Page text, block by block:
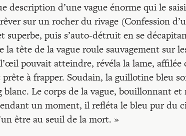
description d’une vague énorme qui le
sur un rocher du rivage (Confession
puis s’auto-détruit en se
tête de la vague roule sauvagement sur
pouvait atteindre, révéla la lame, affilée
prête à frapper. Soudain, la guillotine bleu
Le corps de la vague, bouillonnant
un moment, il refléta le bleu pur du
être au seuil de la mort. »